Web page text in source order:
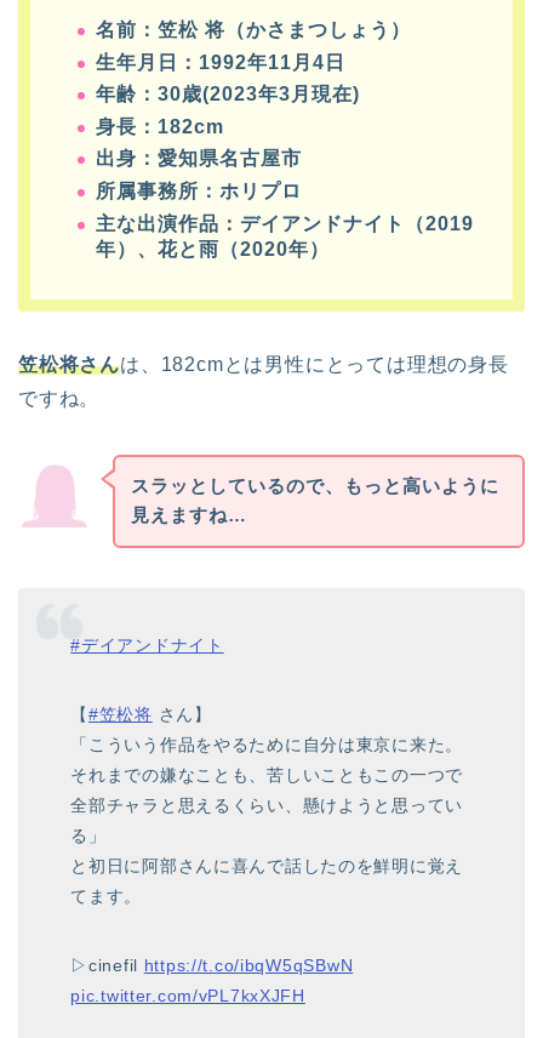
名前：笠松 将（かさまつしょう）
生年月日：1992年11月4日
年齢：30歳(2023年3月現在)
身長：182cm
出身：愛知県名古屋市
所属事務所：ホリプロ
主な出演作品：デイアンドナイト（2019
年）、花と雨（2020年）
笠松将さんは、182cmとは男性にとっては理想の身長
ですね。
スラッとしているので、もっと高いように
見えますね…
#デイアンドナイト
【#笠松将 さん】
「こういう作品をやるために自分は東京に来た。
それまでの嫌なことも、苦しいこともこの一つで
全部チャラと思えるくらい、懸けようと思ってい
る」
と初日に阿部さんに喜んで話したのを鮮明に覚え
てます。
▷cinefil https://t.co/ibqW5qSBwN
pic.twitter.com/vPL7kxXJFH